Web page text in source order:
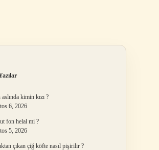
kimin kızı ?
6, 2026
fon helal mi ?
5, 2026
çıkan çiğ köfte nasıl pişirilir ?